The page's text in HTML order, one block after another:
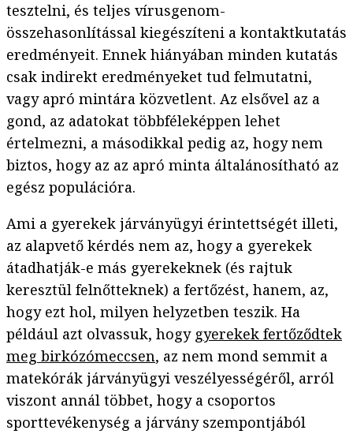
tesztelni, és teljes vírusgenom-
összehasonlítással kiegészíteni a kontaktkutatás
eredményeit. Ennek hiányában minden kutatás
csak indirekt eredményeket tud felmutatni,
vagy apró mintára közvetlent. Az elsővel az a
gond, az adatokat többféleképpen lehet
értelmezni, a másodikkal pedig az, hogy nem
biztos, hogy az az apró minta általánosítható az
egész populációra.
Ami a gyerekek járványügyi érintettségét illeti,
az alapvető kérdés nem az, hogy a gyerekek
átadhatják-e más gyerekeknek (és rajtuk
keresztül felnőtteknek) a fertőzést, hanem, az,
hogy ezt hol, milyen helyzetben teszik. Ha
például azt olvassuk, hogy gyerekek fertőződtek
meg birkózómeccsen, az nem mond semmit a
matekórák járványügyi veszélyességéről, arról
viszont annál többet, hogy a csoportos
sporttevékenység a járvány szempontjából